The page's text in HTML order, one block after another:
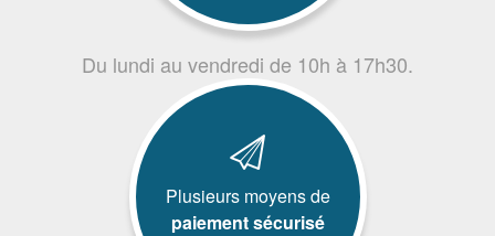
Du lundi au vendredi de 10h à 17h30.
Plusieurs moyens de
paiement sécurisé